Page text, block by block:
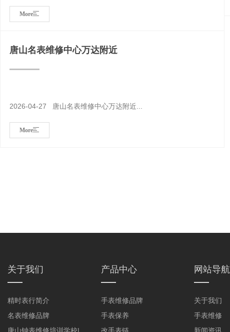
More
唐山名表维修中心万达附近
2026-04-27 唐山名表维修中心万达附近...
More
关于我们
精时表行简介
名表维修品牌
唐山钟表维修培训学校|
产品中心
手表维修品牌
手表保养
改手表链
网站导航
关于我们
手表维修
新闻资讯